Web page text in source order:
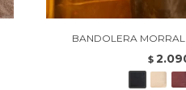
BANDOLERA MORRAL
$